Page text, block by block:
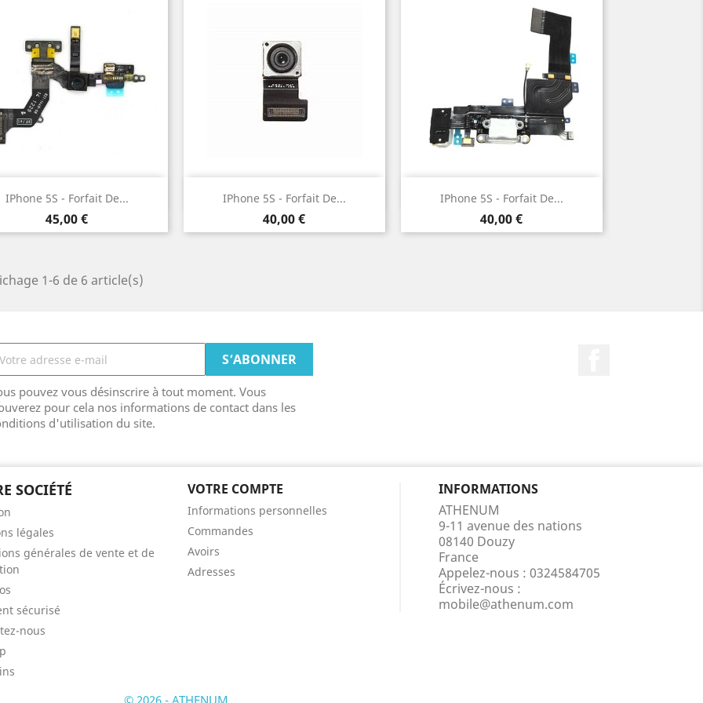
IPhone 5S - Forfait De...
Prix
45,00 €
Aperçu rapide IPhone 5S - Forfait De...
Prix
40,00 €
Aperçu rapide IPhone 5S - Forfait De...
Prix
40,00 €
Aperçu rapide
1-6 de 6 article(s)
pouvez vous désinscrire à tout moment. Vous
pour cela nos informations de contact dans les
d'utilisation du site.
SOCIÉTÉ
légales
générales de vente et de
sécurisé
nous
VOTRE COMPTE
Informations personnelles
Commandes
Avoirs
Adresses
INFORMATIONS
ATHENUM
9-11 avenue des nations
08140 Douzy
France
Appelez-nous : 0324584705
Écrivez-nous :
mobile@athenum.com
© 2026 - ATHENUM